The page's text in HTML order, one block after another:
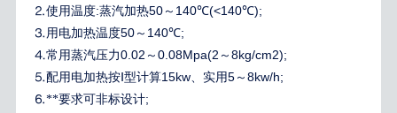
⒉使用温度:蒸汽加热50～ 140℃(<140℃);
⒊用电加热温度50～ 140℃;
⒋常用蒸汽压力0.02 ～ 0.08Mpa(2 ～ 8kg/cm2);
⒌配用电加热按Ⅰ 型计算15kw、实用5～ 8kw/h;
⒍**要求可非标设计;